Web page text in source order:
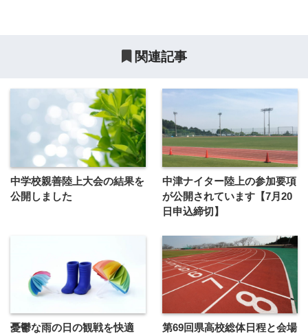
関連記事
中学校親善陸上大会の結果を
公開しました
中津ナイター陸上の参加要項
が公開されています【7月20
日申込締切】
憂鬱な雨の日の観戦を快適
第69回県高校総体日程と会場